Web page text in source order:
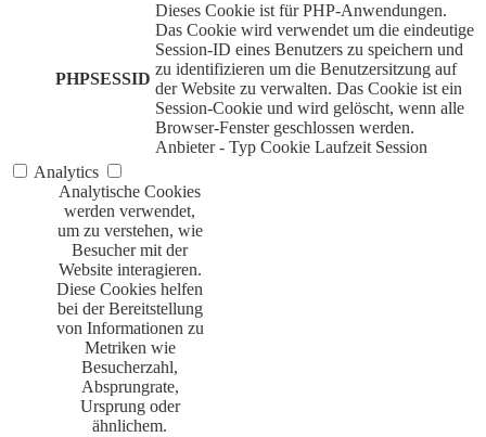
PHPSESSID
Dieses Cookie ist für PHP-Anwendungen.
Das Cookie wird verwendet um die eindeutige
Session-ID eines Benutzers zu speichern und
zu identifizieren um die Benutzersitzung auf
der Website zu verwalten. Das Cookie ist ein
Session-Cookie und wird gelöscht, wenn alle
Browser-Fenster geschlossen werden.
Anbieter - Typ Cookie Laufzeit Session
Analytics
Analytische Cookies
werden verwendet,
um zu verstehen, wie
Besucher mit der
Website interagieren.
Diese Cookies helfen
bei der Bereitstellung
von Informationen zu
Metriken wie
Besucherzahl,
Absprungrate,
Ursprung oder
ähnlichem.